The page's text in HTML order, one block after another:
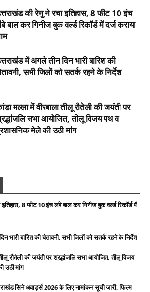
की रेणु ने रचा इतिहास, 8 फीट 10 इंच
बाल कर गिनीज बुक वर्ल्ड रिकॉर्ड में दर्ज कराया
में अगले तीन दिन भारी बारिश की
सभी जिलों को सतर्क रहने के निर्देश
मल्ला में वीरबाला तीलू रौतेली की जयंती पर
सभा आयोजित, तीलू विजय पथ व
मेले की उठी मांग
8 फीट 10 इंच लंबे बाल कर गिनीज बुक वर्ल्ड रिकॉर्ड में
भारी बारिश की चेतावनी, सभी जिलों को सतर्क रहने के निर्देश
रौतेली की जयंती पर श्रद्धांजलि सभा आयोजित, तीलू विजय
उठी मांग
सिने अवार्ड्स 2026 के लिए नामांकन सूची जारी, फिल्म